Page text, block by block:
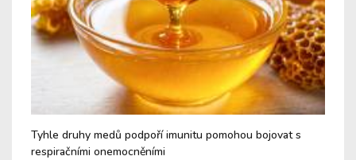
Tyhle druhy medů podpoří imunitu pomohou bojovat s
respiračními onemocněními